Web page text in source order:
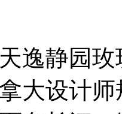
逸静园
大设计